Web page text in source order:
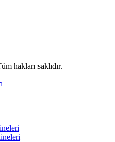
hakları saklıdır.